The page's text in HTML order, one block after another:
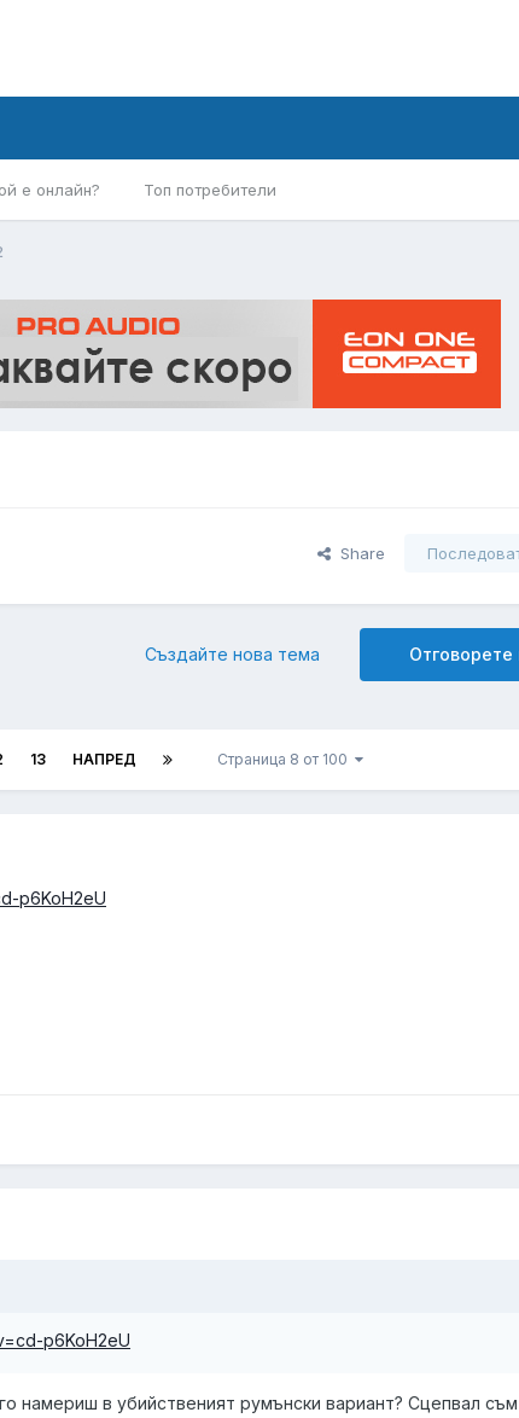
е онлайн? Топ потребители
Share
Отговорете
Създайте нова тема
13 НАПРЕД Страница 8 от 100
p6KoH2eU
p6KoH2eU
намериш в убийственият румънски вариант? Сцепвал